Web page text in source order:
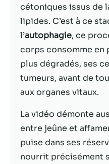
cétoniques issus de
lipides. C’est à ce
l’autophagie, ce
corps consomme en
plus dégradés, ses
tumeurs, avant de
aux organes vitaux.
La vidéo démonte
entre jeûne et
puise dans ses
nourrit précisément